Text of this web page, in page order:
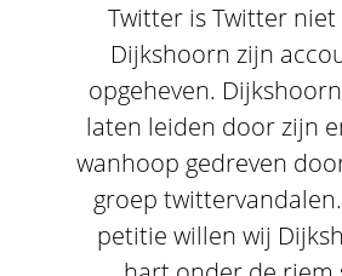
Twitter is Twitter
Dijkshoorn zijn
opgeheven.
laten leiden door zijn
wanhoop gedreven
groep
petitie willen wij